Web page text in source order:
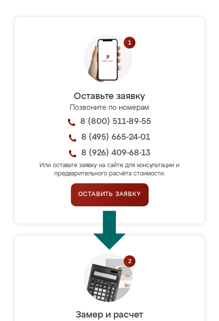
Оставьте заявку
Позвоните по номерам
8 (800) 511-89-55
8 (495) 665-24-01
8 (926) 409-68-13
Или оставьте заявку на сайте для консультации и
предварительного расчёта стоимости.
ОСТАВИТЬ ЗАЯВКУ
Замер и расчет